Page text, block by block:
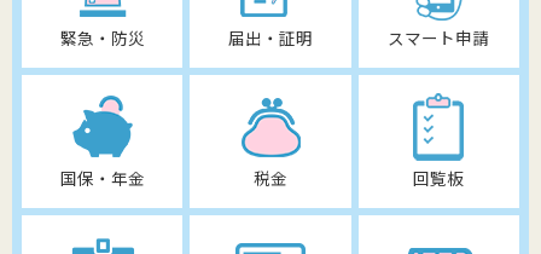
緊急・防災 届出・証明 スマート申請
国保・年金 税金 回覧板